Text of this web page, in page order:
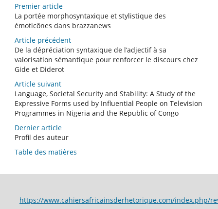
Premier article
La portée morphosyntaxique et stylistique des
émoticônes dans brazzanews
Article précédent
De la dépréciation syntaxique de l’adjectif à sa
valorisation sémantique pour renforcer le discours chez
Gide et Diderot
Article suivant
Language, Societal Security and Stability: A Study of the
Expressive Forms used by Influential People on Television
Programmes in Nigeria and the Republic of Congo
Dernier article
Profil des auteur
Table des matières
https://www.cahiersafricainsderhetorique.com/index.php/